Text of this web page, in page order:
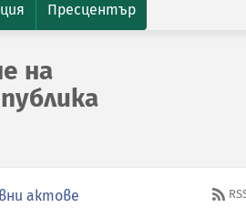
Пресцентър
на
актове